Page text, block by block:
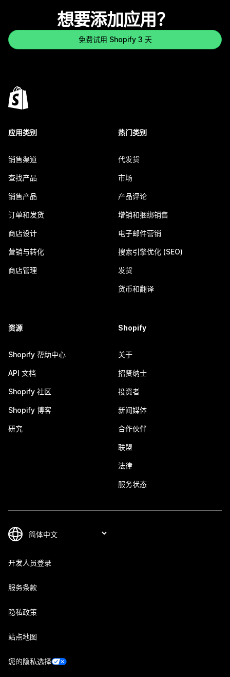
想要添加应用？
免费试用 Shopify 3 天
应用类别
销售渠道
查找产品
销售产品
订单和发货
商店设计
营销与转化
商店管理
热门类别
代发货
市场
产品评论
增销和捆绑销售
电子邮件营销
搜索引擎优化 (SEO)
发货
货币和翻译
资源
Shopify 帮助中心
API 文档
Shopify 社区
Shopify 博客
研究
Shopify
关于
招贤纳士
投资者
新闻媒体
合作伙伴
联盟
法律
服务状态
开发人员登录
服务条款
隐私政策
站点地图
您的隐私选择